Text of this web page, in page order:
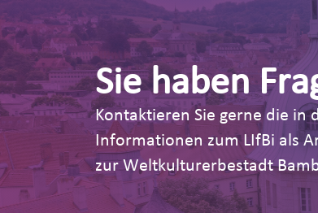
Sie haben
Kontaktieren Sie gerne die in
Informationen zum LIfBi als
zur Weltkulturerbestadt